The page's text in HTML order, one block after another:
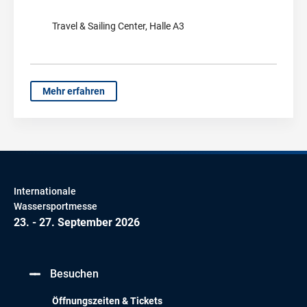
Travel & Sailing Center, Halle A3
Mehr erfahren
Internationale
Wassersportmesse
23. - 27. September 2026
Besuchen
Öffnungszeiten & Tickets